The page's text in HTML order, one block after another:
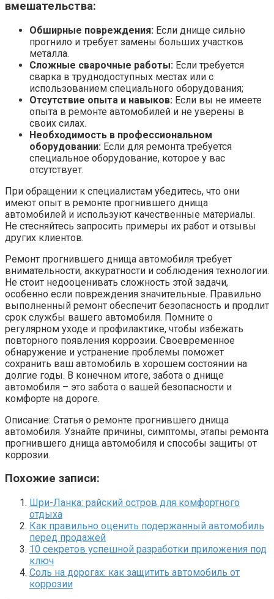
вмешательства:
Обширные повреждения: Если днище сильно
прогнило и требует замены больших участков
металла.
Сложные сварочные работы: Если требуется
сварка в труднодоступных местах или с
использованием специального оборудования;
Отсутствие опыта и навыков: Если вы не имеете
опыта в ремонте автомобилей и не уверены в
своих силах.
Необходимость в профессиональном
оборудовании: Если для ремонта требуется
специальное оборудование, которое у вас
отсутствует.
При обращении к специалистам убедитесь, что они
имеют опыт в ремонте прогнившего днища
автомобилей и используют качественные материалы.
Не стесняйтесь запросить примеры их работ и отзывы
других клиентов.
Ремонт прогнившего днища автомобиля требует
внимательности, аккуратности и соблюдения технологии.
Не стоит недооценивать сложность этой задачи,
особенно если повреждения значительные. Правильно
выполненный ремонт обеспечит безопасность и продлит
срок службы вашего автомобиля. Помните о
регулярном уходе и профилактике, чтобы избежать
повторного появления коррозии. Своевременное
обнаружение и устранение проблемы поможет
сохранить ваш автомобиль в хорошем состоянии на
долгие годы. В конечном итоге, забота о днище
автомобиля – это забота о вашей безопасности и
комфорте на дороге.
Описание: Статья о ремонте прогнившего днища
автомобиля. Узнайте причины, симптомы, этапы ремонта
прогнившего днища автомобиля и способы защиты от
коррозии.
Похожие записи:
Шри-Ланка: райский остров для комфортного
отдыха
Как правильно оценить подержанный автомобиль
перед продажей
10 секретов успешной разработки приложения под
ключ
Соль на дорогах: как защитить автомобиль от
коррозии